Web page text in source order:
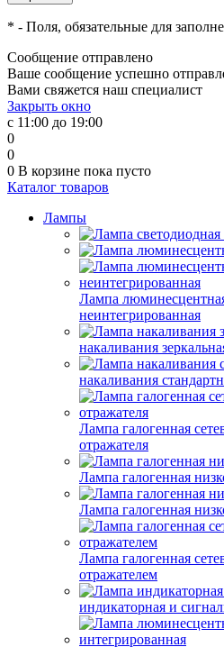
* - Поля, обязательные для
Сообщение отправлено
Ваше сообщение успешно
Вами свяжется наш специалист
Закрыть окно
с 11:00 до 19:00
0
0
0 В корзине пока пусто
Каталог товаров
Лампы
Лампа
неинтегрированная
накаливания
накаливания
Лампа галогенная
отражателя
Лампа галогенная
Лампа галогенная
Лампа галогенная
отражателем
индикаторная и